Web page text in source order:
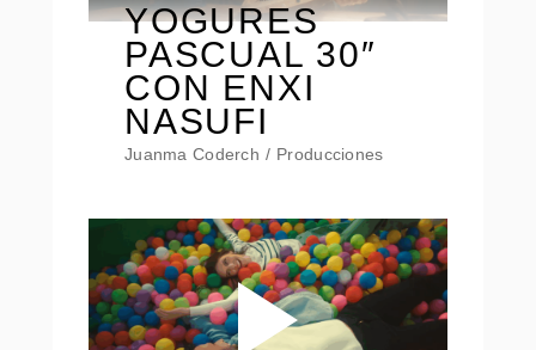
YOGURES
PASCUAL 30″
CON ENXI
NASUFI
Juanma Coderch Producciones